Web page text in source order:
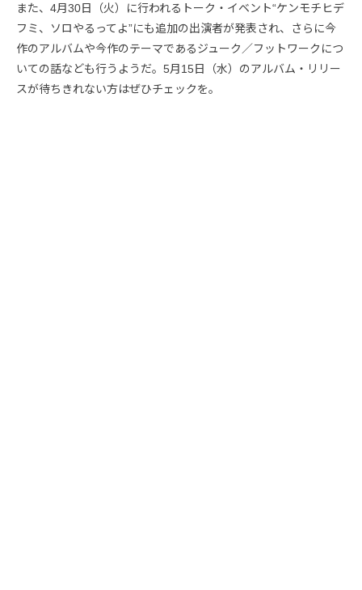
また、4月30日（火）に行われるトーク・イベント“ケンモチヒデ
フミ、ソロやるってよ”にも追加の出演者が発表され、さらに今
作のアルバムや今作のテーマであるジューク／フットワークにつ
いての話なども行うようだ。5月15日（水）のアルバム・リリー
スが待ちきれない方はぜひチェックを。